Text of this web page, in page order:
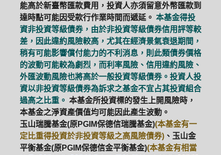
能高於新臺幣匯款費用，投資人亦須留意外幣匯款到
達時點可能因受款行作業時間而遞延。 本基金得投
資非投資等級債券，由於非投資等級債券信用評等較
差，因此違約風險較高，尤其在經濟景氣衰退期間，
稍有可能影響償付能力的不利消息，則此類債券價格
的波動可能較為劇烈，而利率風險、信用違約風險、
外匯波動風險也將高於一般投資等級債券。投資人投
資以非投資等級債券為訴求之基金不宜占其投資組合
過高之比重。 本基金所投資標的發生上開風險時，
本基金之淨資產價值均可能因此產生波動。
玉山瑞騰基金(原PGIM保德信瑞騰基金)(本基金有一
定比重得投資於非投資等級之高風險債券) 、玉山金
平衡基金(原PGIM保德信金平衡基金)(本基金有相當